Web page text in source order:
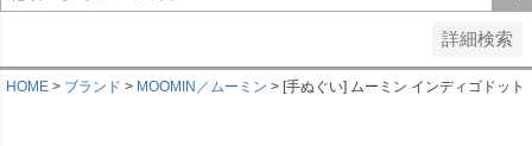
詳細検索
HOME ブランド MOOMIN／ムーミン [手ぬぐい] ムーミン インディゴドット